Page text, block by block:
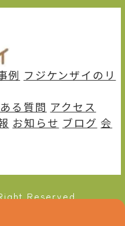
例 フジケンザイのリ
る質問 アクセス
お知らせ ブログ 会
Reserved.